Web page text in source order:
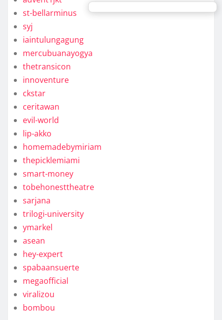
st-bellarminus
syj
iaintulungagung
mercubuanayogya
thetransicon
innoventure
ckstar
ceritawan
evil-world
lip-akko
homemadebymiriam
thepicklemiami
smart-money
tobehonesttheatre
sarjana
trilogi-university
ymarkel
asean
hey-expert
spabaansuerte
megaofficial
viralizou
bombou